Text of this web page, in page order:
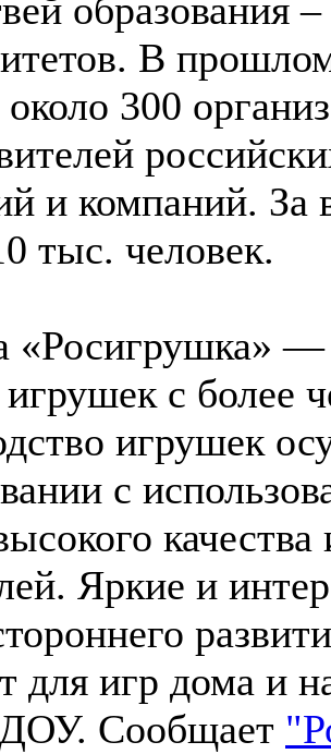
образования
В
300
и компаний.
тыс. человек.
«Росигрушка» —
с более
игрушек
с
Яркие и
для игр дома и
Сообщает